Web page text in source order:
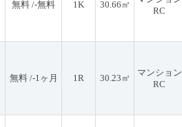
無料 /-無料 1K 30.66㎡
RC
無料 /-1ヶ月 1R 30.23㎡
マンション
RC